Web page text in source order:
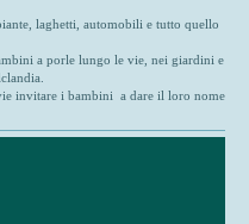
laghetti, automobili e tutto quello
a porle lungo le vie, nei giardini e
invitare i bambini a dare il loro nome